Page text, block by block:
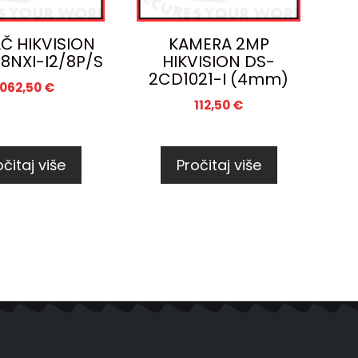
HIKVISION
I2/8P/S
€
više
KAMERA 2MP
HIKVISION DS-
2CD1021-I (4mm)
112,50€
Pročitaj više